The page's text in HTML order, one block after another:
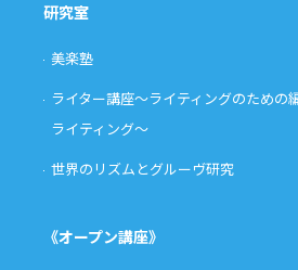
研究室
美楽塾
ライター講座〜ライティングのための
ライティング〜
世界のリズムとグルーヴ研究
《オープン講座》